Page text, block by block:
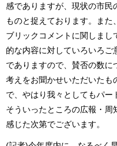
感でありますが、現状の市民
ものと捉えております。ま
ブリックコメントに関しま
的な内容に対していろいろ
でありますので、賛否の数に
考えをお聞かせいただいたも
で、やはり我々としてもパー
そういったところの広報・周
感じた次第でございます。